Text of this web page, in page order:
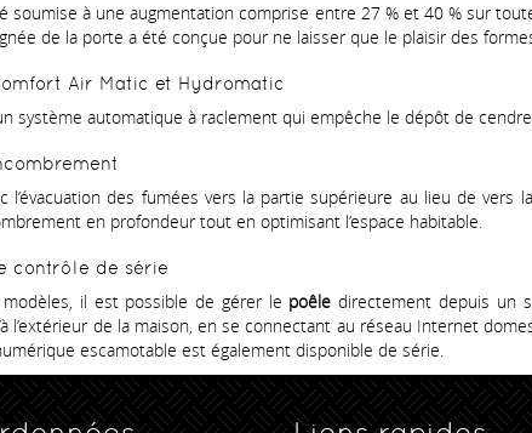
soumise à une augmentation comprise entre 27 % et 40 % sur
de la porte a été conçue pour ne laisser que le plaisir des
Air Matic et Hydromatic
système automatique à raclement qui empêche le dépôt de
l’évacuation des fumées vers la partie supérieure au lieu de
en profondeur tout en optimisant l’espace habitable.
contrôle de série
il est possible de gérer le poêledirectement depuis un
l’extérieur de la maison, en se connectant au réseau Internet
escamotable est également disponible de série.